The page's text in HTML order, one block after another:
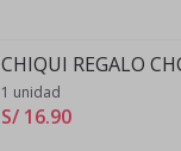
CHIQUI REGALO
1 unidad
S/ 16.90